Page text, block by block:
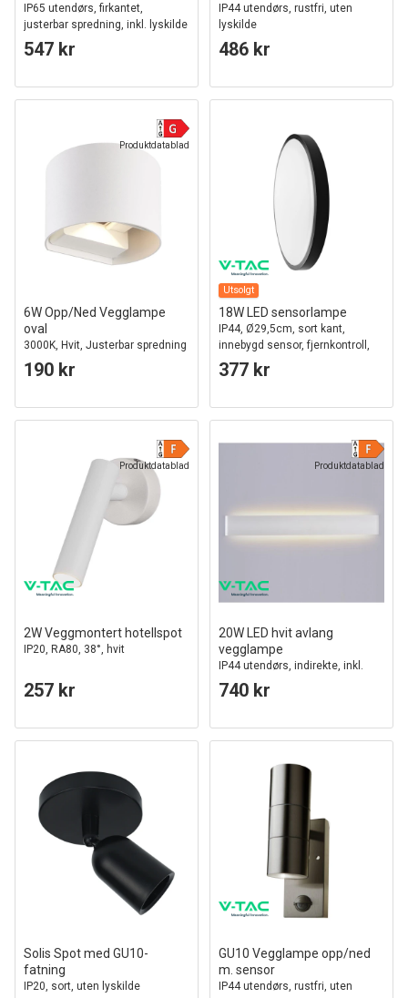
IP65 utendørs, firkantet,
justerbar spredning, inkl. lyskilde
547 kr
IP44 utendørs, rustfri, uten
lyskilde
486 kr
Produktdatablad
6W Opp/Ned Vegglampe
oval
3000K, Hvit, Justerbar spredning
190 kr
Utsolgt
18W LED sensorlampe
IP44, Ø29,5cm, sort kant,
innebygd sensor, fjernkontroll,
inkl. lyskilde
377 kr
Produktdatablad
2W Veggmontert hotellspot
IP20, RA80, 38°, hvit
257 kr
Produktdatablad
20W LED hvit avlang
vegglampe
IP44 utendørs, indirekte, inkl.
lyskilde
740 kr
Solis Spot med GU10-
fatning
IP20, sort, uten lyskilde
GU10 Vegglampe opp/ned
m. sensor
IP44 utendørs, rustfri, uten